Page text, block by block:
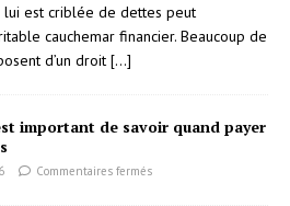
lui est criblée de dettes peut
cauchemar financier. Beaucoup de
d’un droit […]
important de savoir quand payer
Commentaires fermés